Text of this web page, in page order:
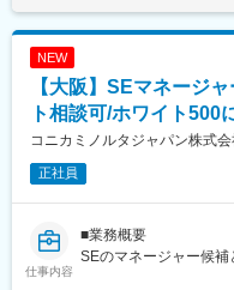
学びます。各単元毎に
・継続研修：週に1回
アップを図っていきま
す。
【就業環境】
間単位の有給取得、ス
則OJT終了後に適用）
給）■入社5年目チーフ
目リーダー、550万円
(月額)は固定手当を含
NEW
【大阪】SEマネージ
ト相談可/ホワイト500
コニカミノルタジャパン株式会
正社員
仕事内容
■業務概要
SEのマネージャー候